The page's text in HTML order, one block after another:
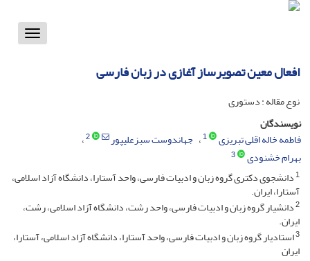
Toggle
افعال معین تصویرساز آغازی در زبان فارسی
نوع مقاله : دستوری
نویسندگان
فاطمه خاله اقلی تبریزی
1 جهاندوست سبزعلیپور 2
بهرام خشنودی
3
1دانشجوی دکتری گروه زبان و ادبیات فارسی، واحد آستارا‏، دانشگاه آزاد اسلامی،
آستارا‏، ایران.
2دانشیار گروه زبان و ادبیات فارسی، واحد رشت‏، دانشگاه آزاد اسلامی، رشت‏،
ایران.
3استادیار گروه زبان و ادبیات فارسی، واحد آستارا‏، دانشگاه آزاد اسلامی، آستارا‏،
ایران